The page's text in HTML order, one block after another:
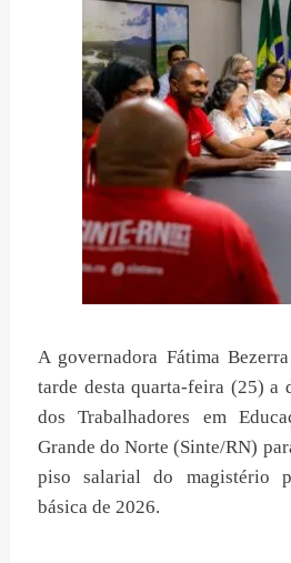
A governadora Fátima
tarde desta quarta-feira (25) a
dos Trabalhadores em
Grande do Norte (Sinte/RN)
piso salarial do magistério
básica de 2026.